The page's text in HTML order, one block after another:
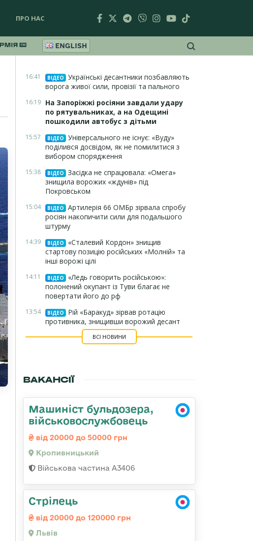
ПРО НАС
ENGLISH
16:41 ВІДЕО
Українські десантники позбавляють
ворога живої сили, провізії та пального
16:19 На Запоріжжі росіяни завдали удару
по рятувальниках, а на Одещині
пошкодили автобус з дітьми
15:57 ВІДЕО
Універсального не існує: «Вуду»
поділився досвідом, як не помилитися з
вибором спорядження
15:38 ВІДЕО
Засідка не спрацювала: «Омега»
знищила ворожих «ждунів» під
Покровськом
15:04 ВІДЕО
Артилерія 66 ОМБр зірвала спробу
росіян накопичити сили для подальшого
штурму
14:39 ВІДЕО
«Сталевий Кордон» знищив
стартову позицію російських «Молній» та
інші ворожі цілі
14:11 ВІДЕО
«Ледь говорить російською»:
полонений окупант із Туви благає не
повертати його до рф
13:54 ВІДЕО
Рій «Баракуд» зірвав ротацію
противника, знищивши ворожий десант
ВСІ НОВИНИ
ВАКАНСІЇ
Машиніст бульдозера,
військовослужбовець
від 20000 до 50000 грн
Кропивницький
Військова частина А3406
Стрілець
від 20000 до 120000 грн
Львів